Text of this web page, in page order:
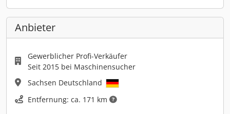
Anbieter
Gewerblicher Profi-Verkäufer
Seit 2015 bei Maschinensucher
Sachsen Deutschland
Entfernung: ca. 171 km